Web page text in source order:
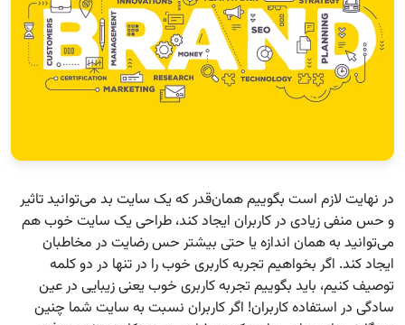
در نهایت لازم است بگوییم همان‌قدر که یک سایت بد می‌توانید تاثیر
و حس منفی زیادی در کاربران ایجاد کند، طراحی یک سایت خوب هم
می‌توانید به همان اندازه یا حتی بیشتر حس رضایت در مخاطبان
ایجاد کند. اگر بخواهیم تجربه کاربری خوب را در تنها در دو کلمه
توصیف کنیم، باید بگوییم تجربه کاربری خوب یعنی زیبایی در عین
سادگی در استفاده کاربران! اگر کاربران نسبت به سایت شما چنین